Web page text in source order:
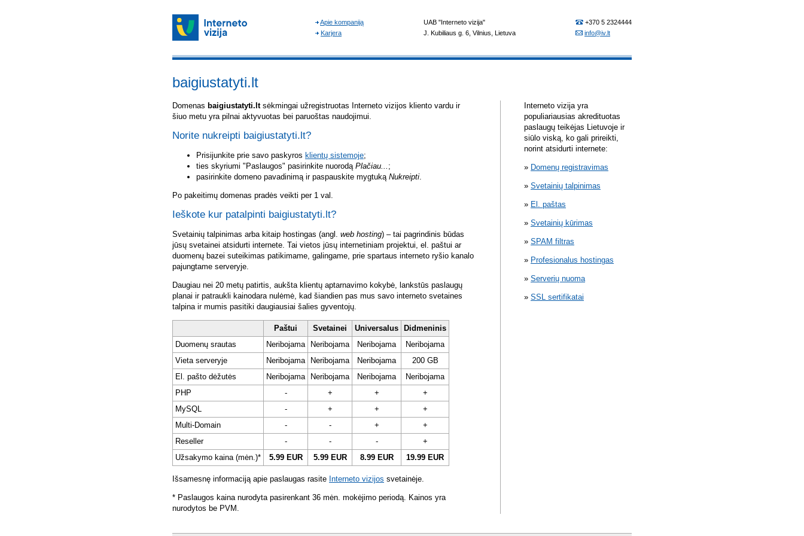
baigiustatyti.lt
Domenas baigiustatyti.ltsėkmingai užregistruotas Interneto vizijos kliento vardu ir
šiuo metu yra pilnai aktyvuotas bei paruoštas naudojimui.
Norite nukreipti baigiustatyti.lt?
Prisijunkite prie savo paskyros klientų sistemoje;
ties skyriumi "Paslaugos" pasirinkite nuorodą Plačiau... ;
pasirinkite domeno pavadinimą ir paspauskite mygtuką Nukreipti.
Po pakeitimų domenas pradės veikti per 1 val.
Ieškote kur patalpinti baigiustatyti.lt?
Svetainių talpinimas arba kitaip hostingas (angl. web hosting) – tai pagrindinis būdas
jūsų svetainei atsidurti internete. Tai vietos jūsų internetiniam projektui, el. paštui ar
duomenų bazei suteikimas patikimame, galingame, prie spartaus interneto ryšio kanalo
pajungtame serveryje.
Daugiau nei 20 metų patirtis, aukšta klientų aptarnavimo kokybė, lankstūs paslaugų
planai ir patraukli kainodara nulėmė, kad šiandien pas mus savo interneto svetaines
talpina ir mumis pasitiki daugiausiai šalies gyventojų.
Paštui Svetainei Universalus
Didmeninis
Duomenų srautas
Neribojama Neribojama Neribojama
Neribojama
Vieta serveryje
Neribojama Neribojama Neribojama
200 GB
El. pašto dėžutės
Neribojama Neribojama Neribojama
Neribojama
PHP
- + +
+
MySQL
- + +
+
Multi-Domain
- - +
+
Reseller
- - -
+
Užsakymo kaina (mėn.)*
5.99 EUR 5.99 EUR 8.99 EUR 19.99 EUR
Išsamesnę informaciją apie paslaugas rasite Interneto vizijos svetainėje.
* Paslaugos kaina nurodyta pasirenkant 36 mėn. mokėjimo periodą. Kainos yra
nurodytos be PVM.
Interneto vizija yra
populiariausias akredituotas
paslaugų teikėjas Lietuvoje ir
siūlo viską, ko gali prireikti,
norint atsidurti internete:
Domenų registravimas
Svetainių talpinimas
El. paštas
Svetainių kūrimas
SPAM filtras
Profesionalus hostingas
Serverių nuoma
SSL sertifikatai